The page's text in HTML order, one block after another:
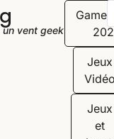
vent geek"
Jeux
Jeux
et